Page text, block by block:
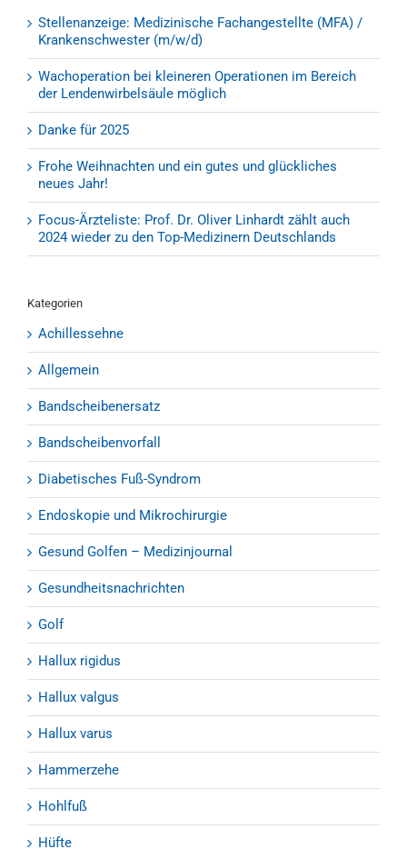
Stellenanzeige: Medizinische Fachangestellte (MFA) /
Krankenschwester (m/w/d)
Wachoperation bei kleineren Operationen im Bereich
der Lendenwirbelsäule möglich
Danke für 2025
Frohe Weihnachten und ein gutes und glückliches
neues Jahr!
Focus-Ärzteliste: Prof. Dr. Oliver Linhardt zählt auch
2024 wieder zu den Top-Medizinern Deutschlands
Kategorien
Achillessehne
Allgemein
Bandscheibenersatz
Bandscheibenvorfall
Diabetisches Fuß-Syndrom
Endoskopie und Mikrochirurgie
Gesund Golfen – Medizinjournal
Gesundheitsnachrichten
Golf
Hallux rigidus
Hallux valgus
Hallux varus
Hammerzehe
Hohlfuß
Hüfte